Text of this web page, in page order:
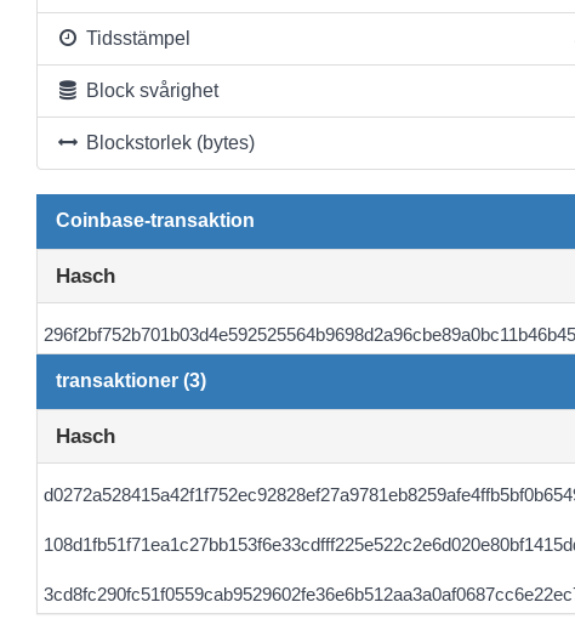
Tidsstämpel
Block svårighet
Blockstorlek (bytes)
Coinbase-transaktion
Hasch
transaktioner (3)
Hasch